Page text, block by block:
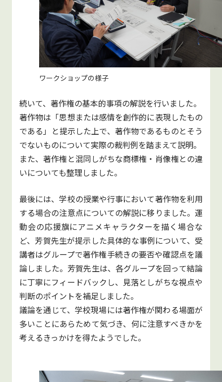
ワークショップの様子
続いて、著作権の基本的事項の解説を行いました。
著作物は「思想または感情を創作的に表現したもの
である」と提示した上で、著作物であるものとそう
でないものについて実際の裁判例を踏まえて説明。
また、著作権と混同しがちな商標権・肖像権との違
いについても整理しました。
最後には、学校の授業や行事において著作物を利用
する場合の注意点についての解説に移りました。運
動会の応援旗にアニメキャラクターを描く場合な
ど、芳賀先生が提示した具体的な事例について、受
講者はグループで著作権手続きの要否や確認点を議
論しました。芳賀先生は、各グループを回って結論
に丁寧にフィードバックし、見落としがちな視点や
判断のポイントを補足しました。
議論を通じて、学校現場には著作権が関わる場面が
多いことにあらためて気づき、何に注意すべきかを
考えるきっかけを得たようでした。